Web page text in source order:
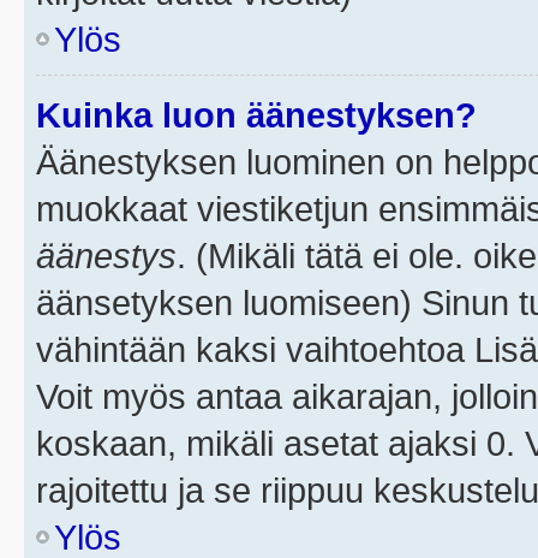
Ylös
Kuinka luon äänestyksen?
Äänestyksen luominen on
muokkaat viestiketjun
äänestys. (Mikäli tätä ei ole.
äänsetyksen luomiseen) Sinun
vähintään kaksi vaihtoehtoa
Voit myös antaa aikarajan,
koskaan, mikäli asetat ajaksi 0.
rajoitettu ja se riippuu
Ylös